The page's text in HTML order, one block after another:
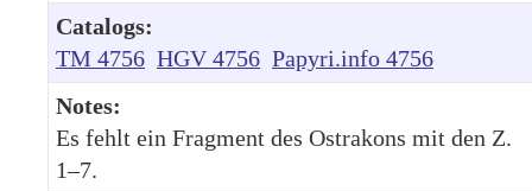
Catalogs:
TM 4756 HGV 4756 Papyri.info 4756
Notes:
Es fehlt ein Fragment des Ostrakons mit den Z.
1–7.